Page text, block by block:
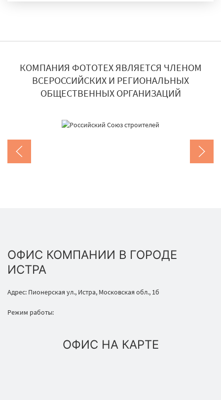
КОМПАНИЯ ФОТОТЕХ ЯВЛЯЕТСЯ ЧЛЕНОМ
ВСЕРОССИЙСКИХ И РЕГИОНАЛЬНЫХ
ОБЩЕСТВЕННЫХ ОРГАНИЗАЦИЙ
ОФИС КОМПАНИИ В ГОРОДЕ
ИСТРА
Адрес: Пионерская ул., Истра, Московская обл., 1б
Режим работы:
ОФИС НА КАРТЕ